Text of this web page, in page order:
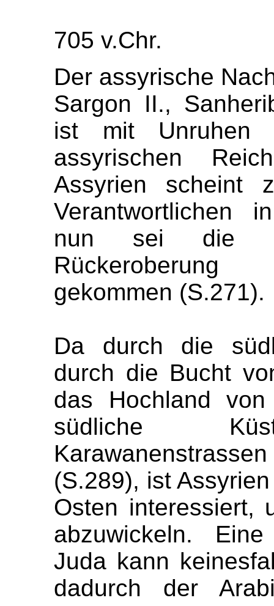
705 v.Chr.
Der assyrische
Sargon II.,
ist mit Unruhen
assyrischen
Assyrien scheint
Verantwortlichen
nun sei die
gekommen (S.271).
Da durch die
durch die Bucht
das Hochland
südliche
(S.289), ist
Osten interessiert,
abzuwickeln.
Juda kann
dadurch der